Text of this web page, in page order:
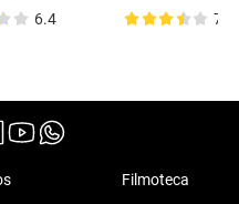
6.4 7.7
Filmoteca